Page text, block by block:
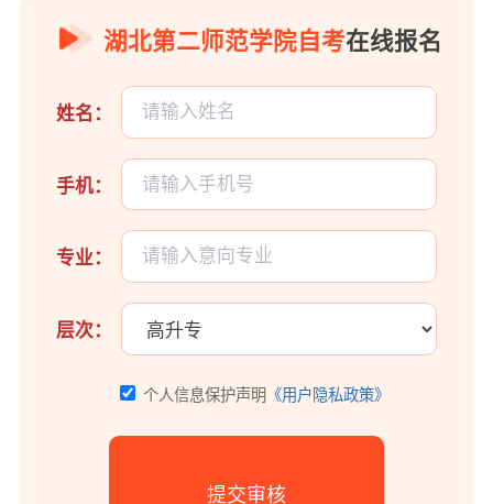
湖北第二师范学院自考在线报名
姓名：
手机：
专业：
层次：
个人信息保护声明 《用户隐私政策》